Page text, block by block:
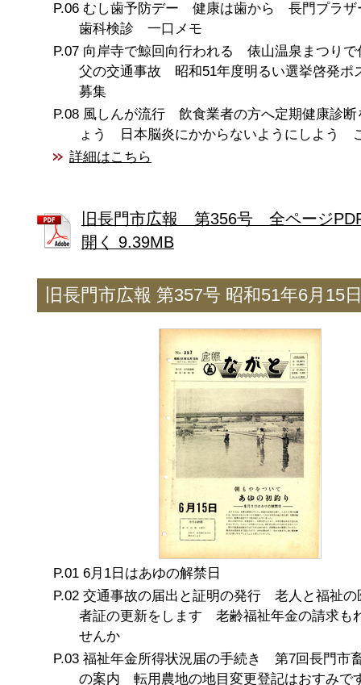
むし歯予防デー 健康は歯から 長門プラザ
歯科検診 一口メモ
向岸寺で鯨回向行われる 俵山温泉まつり
父の交通事故 昭和51年度明るい選挙啓発ポ
募集
風しんが流行 飲食業者の方へ定期健康診断
ょう 日本脳炎にかからないようにしよう
詳細はこちら
旧長門市広報 第356号 全ページ
開く 9.39MB
旧長門市広報 第357号 昭和51年6月15
6月1日はあゆの解禁日
交通事故の届出と証明の発行 老人と福祉の
者証の更新をします 老齢福祉年金の請求も
せんか
福祉年金所得状況届の手続き 第7回長門市
の案内 転用農地の地目変更登記はおすみ